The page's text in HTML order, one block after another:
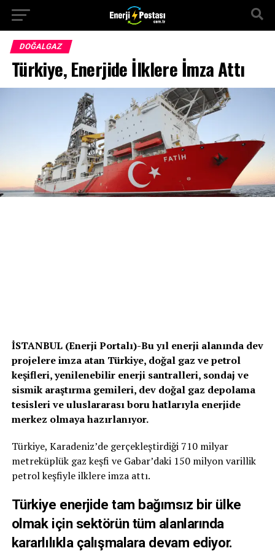
DOĞALGAZ
Türkiye, Enerjide İlklere İmza Attı
İSTANBUL (Enerji Portalı)-Bu yıl enerji alanında dev
projelere imza atan Türkiye, doğal gaz ve petrol
keşifleri, yenilenebilir enerji santralleri, sondaj ve
sismik araştırma gemileri, dev doğal gaz depolama
tesisleri ve uluslararası boru hatlarıyla enerjide
merkez olmaya hazırlanıyor.
Türkiye, Karadeniz’de gerçekleştirdiği 710 milyar
metreküplük gaz keşfi ve Gabar’daki 150 milyon varillik
petrol keşfiyle ilklere imza attı.
Türkiye enerjide tam bağımsız bir ülke
olmak için sektörün tüm alanlarında
kararlılıkla çalışmalara devam ediyor.